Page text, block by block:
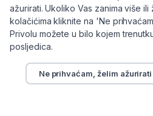
specijalizirane
formuliranim
namijenjeni njezi
vanjskih utjecaja
zračenja, te koji
očuvanju njene
ažurirati. Ukoliko Vas zanima više
kolačićima kliknite na 'Ne
Privolu možete u bilo kojem
posljedica.
Ne prihvaćam, želim